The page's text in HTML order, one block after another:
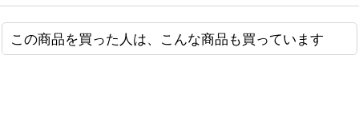
この商品を買った人は、こんな商品も買っています